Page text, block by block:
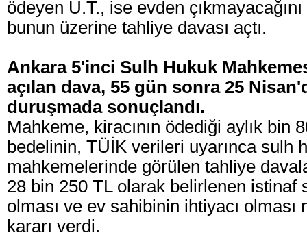
ödeyen U.T., ise evden
bunun üzerine tahliye davası açtı.
Ankara 5'inci Sulh Hukuk
açılan dava, 55 gün sonra 25
duruşmada sonuçlandı.
Mahkeme, kiracının ödediği aylık bin
bedelinin, TÜİK verileri uyarınca sulh
mahkemelerinde görülen tahliye
28 bin 250 TL olarak belirlenen istinaf
olması ve ev sahibinin ihtiyacı olması
kararı verdi.